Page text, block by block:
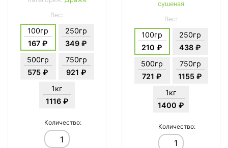
Вес:
100гр
167 ₽
250гр
349 ₽
500гр
575 ₽
750гр
921 ₽
1кг
1116 ₽
Количество:
сушеная
Вес:
100гр
210 ₽
250гр
438 ₽
500гр
721 ₽
750гр
1155 ₽
1кг
1400 ₽
Количество: